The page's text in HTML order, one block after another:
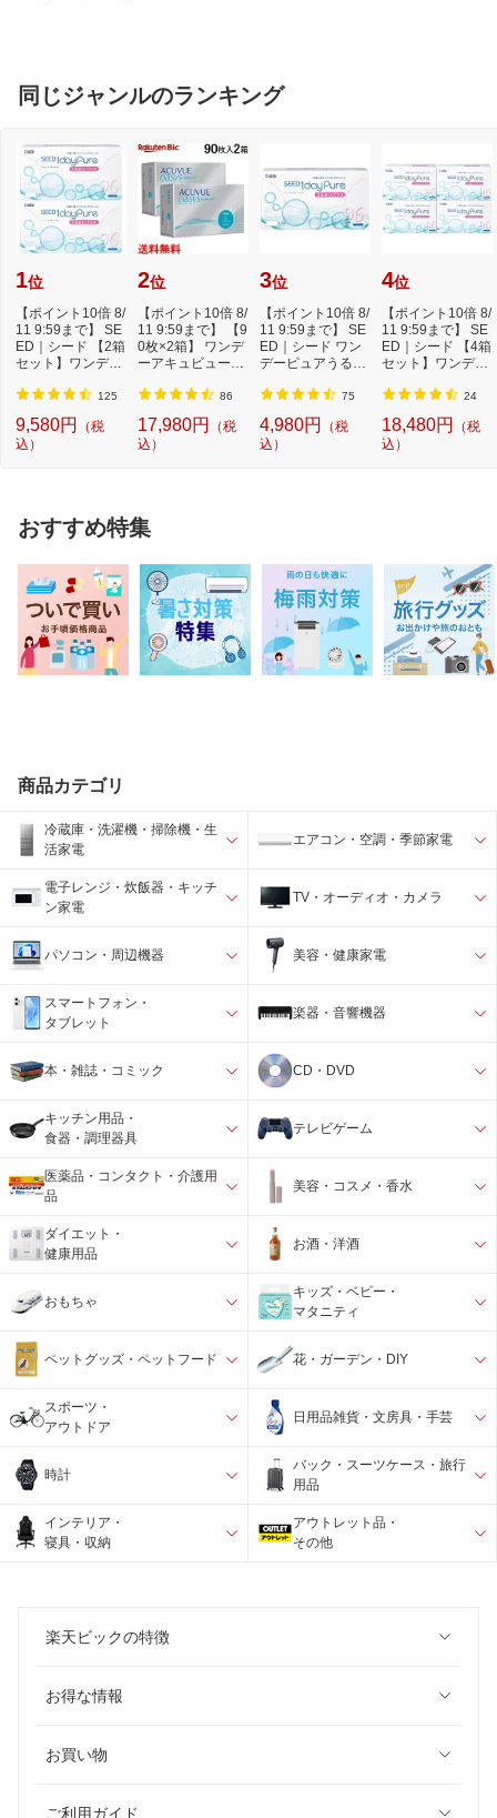
とがあります
の注意1
い涼しい所に保管してください
（2）小児の手の届かない所に保管して
ください
（3）他の容器に入れ替えないでくださ
い（誤用の原因になったり品質が変わり
いでください
（5）1包を分割した残りを服用する時
は、袋の口を折り返して保管し、2日を
すぎた場合には服用しないでください
TEL:03-5446-3334
受付時間：10：00〜17：00（土、日、
祝日を除く）
同じジャンルのランキング
1位
【ポイント10倍 8/
11 9:59まで】 SE
ED｜シード 【2箱
セット】ワンデー
125
9,580円
（税
込）
2位
【ポイント10倍 8/
11 9:59まで】 【9
0枚×2箱】 ワンデ
ーアキュビューオ
86
17,980円
（税
込）
3位
【ポイント10倍 8/
11 9:59まで】 SE
ED｜シード ワン
デーピュアうるお
75
4,980円
（税
込）
4位
【ポイント10倍 8/
11 9:59まで】 SE
ED｜シード 【4箱
セット】ワンデー
24
18,480円
（税
込）
おすすめ特集
商品カテゴリ
冷蔵庫・洗濯機・掃除機・生
活家電
エアコン・空調・季節家電
電子レンジ・炊飯器・キッチ
ン家電
TV・オーディオ・カメラ
パソコン・周辺機器 美容・健康家電
スマートフォン・
タブレット
楽器・音響機器
本・雑誌・コミック CD・DVD
キッチン用品・
食器・調理器具
テレビゲーム
医薬品・コンタクト・介護用
品
美容・コスメ・香水
ダイエット・
健康用品
お酒・洋酒
おもちゃ
キッズ・ベビー・
マタニティ
ペットグッズ・ペットフード 花・ガーデン・DIY
スポーツ・
アウトドア
日用品雑貨・文房具・手芸
時計
バック・スーツケース・旅行
用品
インテリア・
寝具・収納
アウトレット品・
その他
楽天ビックの特徴
お得な情報
お買い物
ご利用ガイド